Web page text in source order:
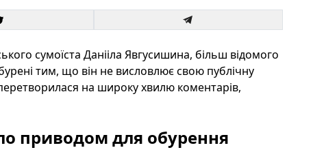
сумоїста Данііла Явгусишина, більш відомого
тим, що він не висловлює свою публічну
на широку хвилю коментарів,
приводом для обурення